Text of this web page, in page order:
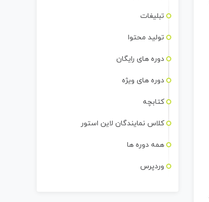
تبلیغات
تولید محتوا
دوره های رایگان
دوره های ویژه
کتابچه
کلاس نمایندگان لاین استور
همه دوره ها
وردپرس